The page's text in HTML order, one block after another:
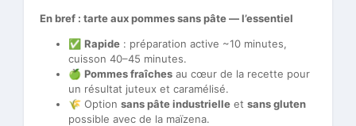
En bref : tarte aux pommes sans pâte — l’essentiel
✅ Rapide : préparation active ~10 minutes,
cuisson 40–45 minutes.
🍏 Pommes fraîches au cœur de la recette pour
un résultat juteux et caramélisé.
🌾 Option sans pâte industrielle et sans gluten
possible avec de la maïzena.